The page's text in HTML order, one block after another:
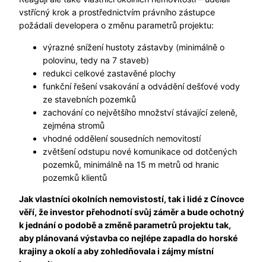
vstřícný krok a prostřednictvím právního zástupce
požádali developera o změnu parametrů projektu:
výrazné snížení hustoty zástavby (minimálně o
polovinu, tedy na 7 staveb)
redukci celkové zastavěné plochy
funkční řešení vsakování a odvádění dešťové vody
ze stavebních pozemků
zachování co největšího množství stávající zeleně,
zejména stromů
vhodné oddělení sousedních nemovitostí
zvětšení odstupu nové komunikace od dotčených
pozemků, minimálně na 15 m metrů od hranic
pozemků klientů
Jak vlastníci okolních nemovistostí, tak i lidé z Cínovce
věří, že investor přehodnotí svůj záměr a bude ochotný
k jednání o podobě a změně parametrů projektu tak,
aby plánovaná výstavba co nejlépe zapadla do horské
krajiny a okolí a aby zohledňovala i zájmy místní